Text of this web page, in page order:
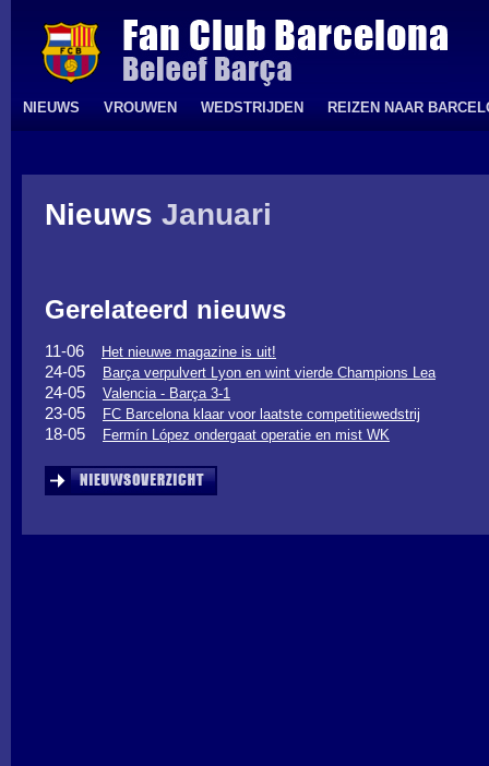
NIEUWS VROUWEN WEDSTRIJDEN REIZEN NAAR
Nieuws Januari
Gerelateerd nieuws
11-06 Het nieuwe magazine is uit!
24-05 Barça verpulvert Lyon en wint vierde Champions Lea
24-05 Valencia - Barça 3-1
23-05 FC Barcelona klaar voor laatste competitiewedstrij
18-05 Fermín López ondergaat operatie en mist WK